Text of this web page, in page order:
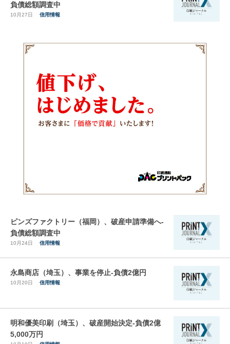
負債総額調査中
10月27日 信用情報
ピンズファクトリー（福岡）、破産申請準備へ-
負債総額調査中
10月24日 信用情報
永島商店（埼玉）、事業を停止-負債2億円
10月20日 信用情報
明和優美印刷（埼玉）、破産開始決定-負債2億
5,000万円